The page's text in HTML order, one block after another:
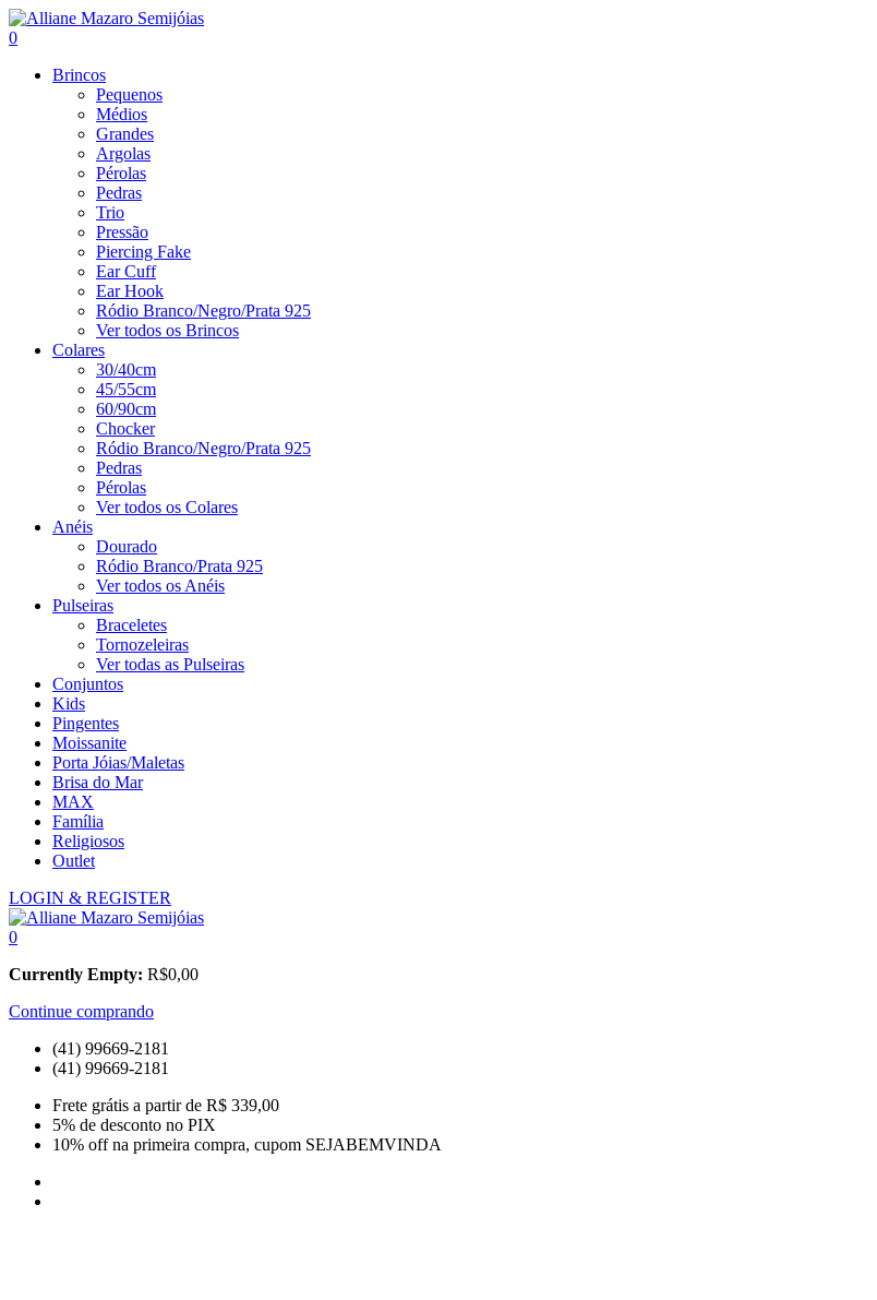
0
Brincos
Pequenos
Médios
Grandes
Argolas
Pérolas
Pedras
Trio
Pressão
Piercing Fake
Ear Cuff
Ear Hook
Ródio Branco/Negro/Prata 925
Ver todos os Brincos
Colares
30/40cm
45/55cm
60/90cm
Chocker
Ródio Branco/Negro/Prata 925
Pedras
Pérolas
Ver todos os Colares
Anéis
Dourado
Ródio Branco/Prata 925
Ver todos os Anéis
Pulseiras
Braceletes
Tornozeleiras
Ver todas as Pulseiras
Conjuntos
Kids
Pingentes
Moissanite
Porta Jóias/Maletas
Brisa do Mar
MAX
Família
Religiosos
Outlet
LOGIN & REGISTER
0
Currently Empty: R$0,00
Continue comprando
(41) 99669-2181
(41) 99669-2181
Frete grátis a partir de R$ 339,00
5% de desconto no PIX
10% off na primeira compra, cupom SEJABEMVINDA